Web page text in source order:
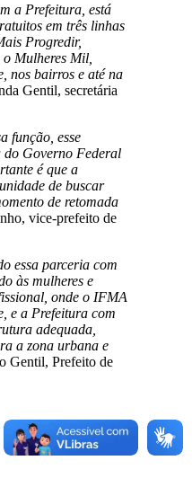
a Prefeitura, está
em três linhas
Progredir,
Mulheres Mil,
nos bairros e até na
Gentil, secretária
função, esse
Governo Federal
é que a
de buscar
de retomada
vice-prefeito de
essa parceria com
às mulheres e
onde o IFMA
e a Prefeitura com
adequada,
a zona urbana e
Gentil, Prefeito de